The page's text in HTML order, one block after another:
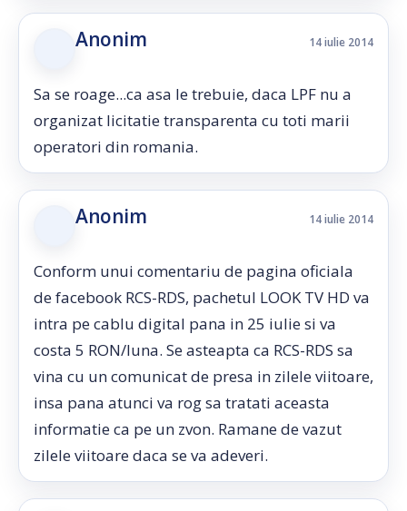
Anonim 14 iulie 2014
Sa se roage...ca asa le trebuie, daca LPF nu a
organizat licitatie transparenta cu toti marii
operatori din romania.
Anonim 14 iulie 2014
Conform unui comentariu de pagina oficiala
de facebook RCS-RDS, pachetul LOOK TV HD va
intra pe cablu digital pana in 25 iulie si va
costa 5 RON/luna. Se asteapta ca RCS-RDS sa
vina cu un comunicat de presa in zilele viitoare,
insa pana atunci va rog sa tratati aceasta
informatie ca pe un zvon. Ramane de vazut
zilele viitoare daca se va adeveri.